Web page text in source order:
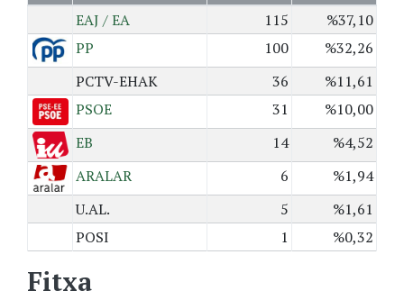
EAJ / EA
115
%37,10
PP
100
%32,26
PCTV-EHAK
36
%11,61
PSOE
31
%10,00
EB
14
%4,52
ARALAR
6
%1,94
U.AL.
5
%1,61
POSI
1 %0,32
Fitxa